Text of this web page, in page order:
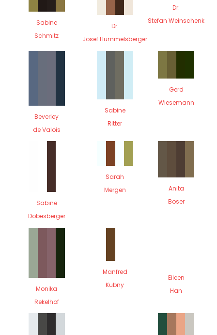
Sabine
Schmitz
Dr.
Josef Hummelsberger
Dr.
Stefan Weinschenk
Beverley
de Valois
Sabine
Ritter
Gerd
Wiesemann
Sabine
Dobesberger
Sarah
Mergen
Anita
Boser
Monika
Rekelhof
Manfred
Kubny
Eileen
Han